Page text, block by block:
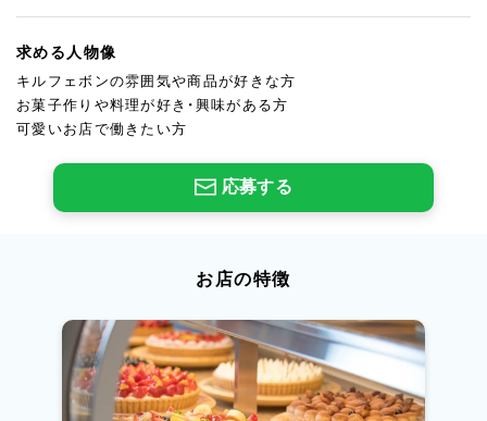
求める人物像
キルフェボンの雰囲気や商品が好きな方
お菓子作りや料理が好き・興味がある方
可愛いお店で働きたい方
応募する
お店の特徴